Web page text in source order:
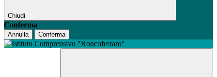
Chiudi
Conferma
Annulla Conferma